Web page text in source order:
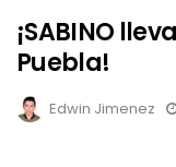
¡SABINO
Puebla!
Edwin Jimenez